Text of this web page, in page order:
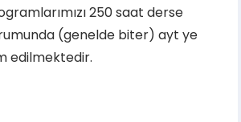
250 saat derse
(genelde biter) ayt ye
edilmektedir.